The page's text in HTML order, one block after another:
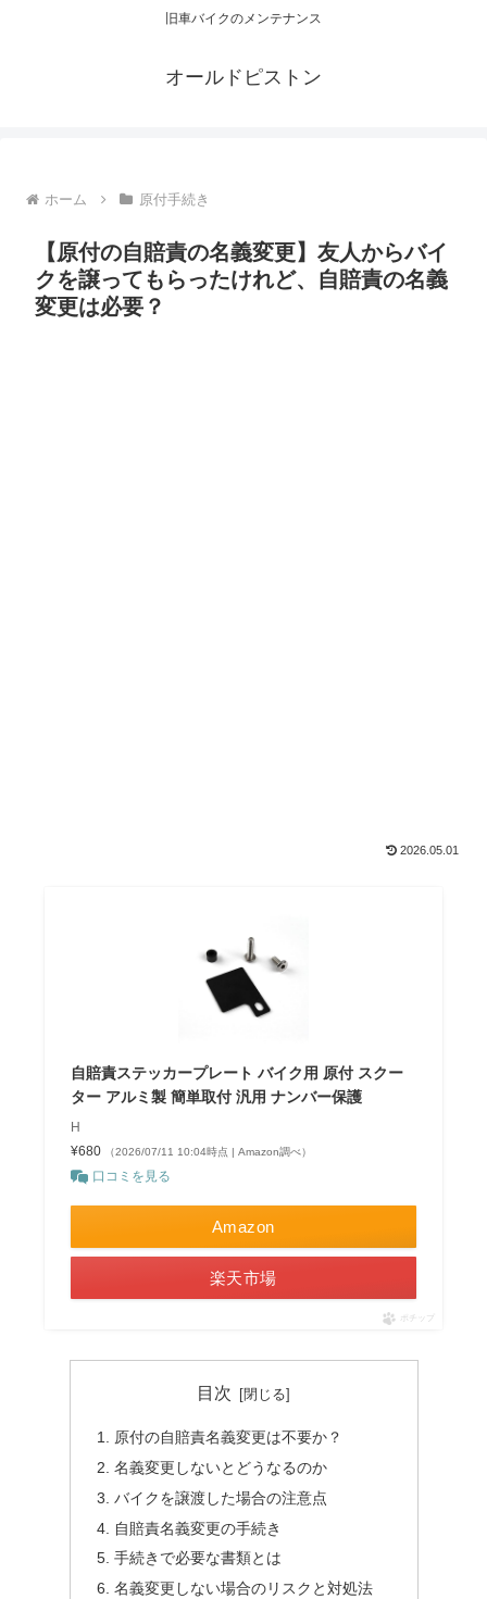
旧車バイクのメンテナンス
オールドピストン
ホーム 原付手続き
【原付の自賠責の名義変更】友人からバイ
クを譲ってもらったけれど、自賠責の名義
変更は必要？
2026.05.01
自賠責ステッカープレート バイク用 原付 スクー
ター アルミ製 簡単取付 汎用 ナンバー保護
H
¥680
（2026/07/11 10:04時点 | Amazon調べ）
口コミを見る
Amazon
楽天市場
ポチップ
目次
原付の自賠責名義変更は不要か？
名義変更しないとどうなるのか
バイクを譲渡した場合の注意点
自賠責名義変更の手続き
手続きで必要な書類とは
名義変更しない場合のリスクと対処法